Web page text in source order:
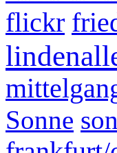
flickr
Sonne